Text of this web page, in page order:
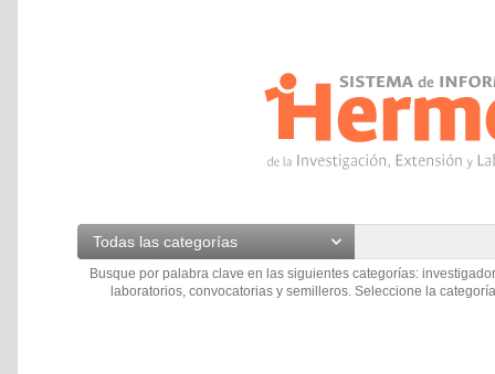
Todas las categorías
Busque por palabra clave en las siguientes categorías:
laboratorios, convocatorias y semilleros. Seleccione la